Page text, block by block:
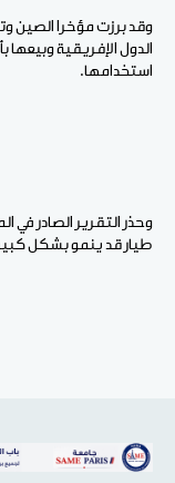
وقد برزت مؤخرا الصين
الدول الإفريقية
استخدامها.
وحذر التقرير الصادر في
طيار قد ينمو بشكل